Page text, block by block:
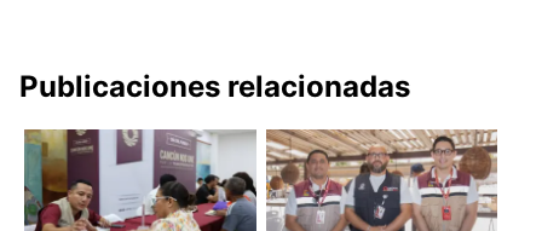
Publicaciones relacionadas